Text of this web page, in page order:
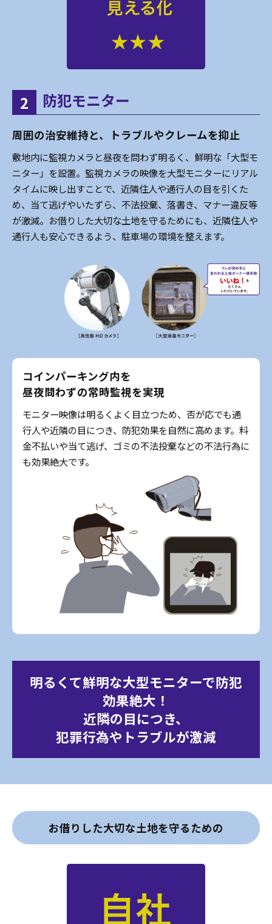
2 防犯モニター
周囲の治安維持と、トラブルやクレームを抑止
敷地内に監視カメラと昼夜を問わず明るく、鮮明な「大型モ
ニター」を設置。監視カメラの映像を大型モニターにリアル
タイムに映し出すことで、近隣住人や通行人の目を引くた
め、当て逃げやいたずら、不法投棄、落書き、マナー違反等
が激減。お借りした大切な土地を守るためにも、近隣住人や
通行人も安心できるよう、駐車場の環境を整えます。
コインパーキング内を
昼夜問わずの常時監視を実現
モニター映像は明るくよく目立つため、否が応でも通
行人や近隣の目につき、防犯効果を自然に高めます。料
金不払いや当て逃げ、ゴミの不法投棄などの不法行為に
も効果絶大です。
明るくて鮮明な大型モニターで防犯
効果絶大！
近隣の目につき、
犯罪行為やトラブルが激減
お借りした大切な土地を守るための